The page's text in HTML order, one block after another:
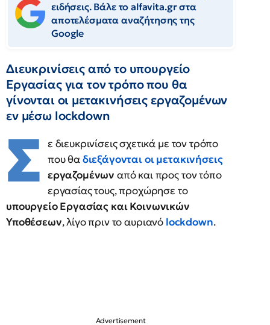
ειδήσεις. Βάλε το alfavita.gr στα
αποτελέσματα αναζήτησης της
Google
Διευκρινίσεις από το υπουργείο
Εργασίας για τον τρόπο που θα
γίνονται οι μετακινήσεις εργαζομένων
εν μέσω lockdown
Σ ε διευκρινίσεις σχετικά με τον τρόπο
που θαδιεξάγονται οι μετακινήσεις
εργαζομένων από και προς τον τόπο
εργασίας τους, προχώρησε το
υπουργείο Εργασίας και Κοινωνικών
Υποθέσεων, λίγο πριν το αυριανό lockdown.